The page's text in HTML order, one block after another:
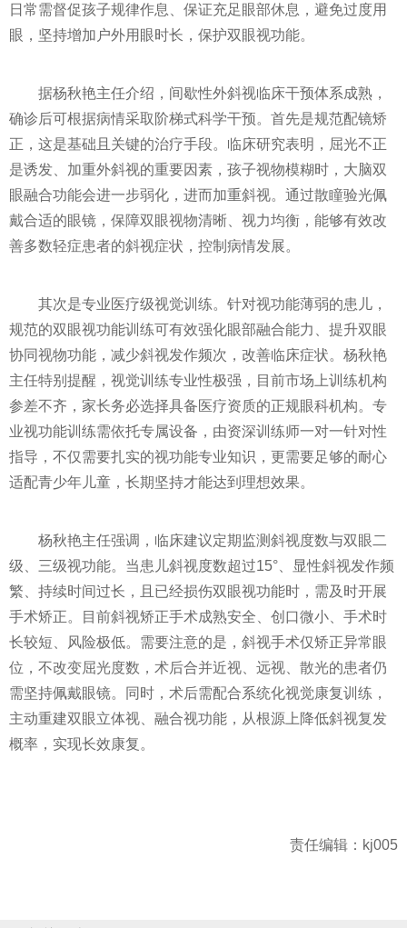
日常需督促孩子规律作息、保证充足眼部休息，避免过度用
眼，坚持增加户外用眼时长，保护双眼视功能。
据杨秋艳主任介绍，间歇性外斜视临床干预体系成熟，
确诊后可根据病情采取阶梯式科学干预。首先是规范配镜矫
正，这是基础且关键的治疗手段。临床研究表明，屈光不正
是诱发、加重外斜视的重要因素，孩子视物模糊时，大脑双
眼融合功能会进一步弱化，进而加重斜视。通过散瞳验光佩
戴合适的眼镜，保障双眼视物清晰、视力均衡，能够有效改
善多数轻症患者的斜视症状，控制病情发展。
其次是专业医疗级视觉训练。针对视功能薄弱的患儿，
规范的双眼视功能训练可有效强化眼部融合能力、提升双眼
协同视物功能，减少斜视发作频次，改善临床症状。杨秋艳
主任特别提醒，视觉训练专业性极强，目前市场上训练机构
参差不齐，家长务必选择具备医疗资质的正规眼科机构。专
业视功能训练需依托专属设备，由资深训练师一对一针对性
指导，不仅需要扎实的视功能专业知识，更需要足够的耐心
适配青少年儿童，长期坚持才能达到理想效果。
杨秋艳主任强调，临床建议定期监测斜视度数与双眼二
级、三级视功能。当患儿斜视度数超过15°、显性斜视发作频
繁、持续时间过长，且已经损伤双眼视功能时，需及时开展
手术矫正。目前斜视矫正手术成熟安全、创口微小、手术时
长较短、风险极低。需要注意的是，斜视手术仅矫正异常眼
位，不改变屈光度数，术后合并近视、远视、散光的患者仍
需坚持佩戴眼镜。同时，术后需配合系统化视觉康复训练，
主动重建双眼立体视、融合视功能，从根源上降低斜视复发
概率，实现长效康复。
责任编辑：kj005